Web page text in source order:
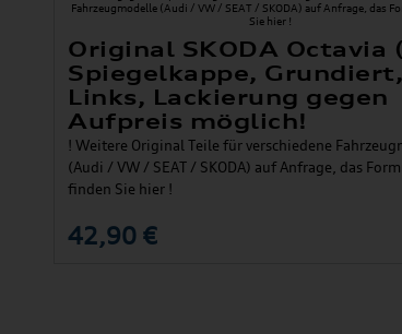
Original SKODA Octavia
Spiegelkappe, Grundiert,
Links, Lackierung gegen
Aufpreis möglich!
! Weitere Original Teile für verschiedene
(Audi / VW / SEAT / SKODA) auf Anfrage, das
finden Sie hier !
42,90 €